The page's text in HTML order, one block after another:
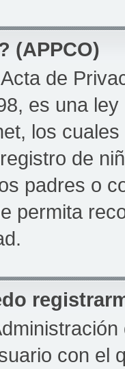
(APPCO)
de
es una
los
de
padres o
permita
con el